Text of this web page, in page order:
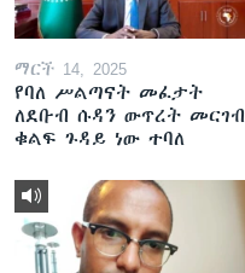
ማርች 14, 2025
የባለ ሥልጣናት መፈታት
ለደቡብ ሱዳን ውጥረት መርገብ
ቁልፍ ጉዳይ ነው ተባለ